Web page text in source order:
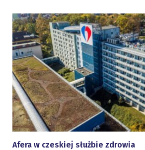
Afera w czeskiej służbie zdrowia